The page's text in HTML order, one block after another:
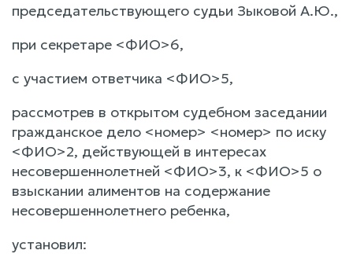
председательствующего судьи Зыковой А.Ю.,
при секретаре <ФИО>6,
с участием ответчика <ФИО>5,
рассмотрев в открытом судебном заседании
гражданское дело <номер> <номер> по иску
<ФИО>2, действующей в интересах
несовершеннолетней <ФИО>3, к <ФИО>5 о
взыскании алиментов на содержание
несовершеннолетнего ребенка,
установил: